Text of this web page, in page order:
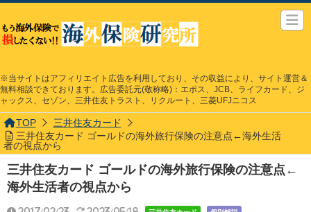
※当サイトはアフィリエイト広告を利用しており、その収益により、サイト運営＆
無料相談できております。広告委託元(敬称略)：エポス、JCB、ライフカード、ジ
ャックス、セゾン、三井住友トラスト、リクルート、三菱UFJニコス
TOP
三井住友カード
三井住友カード ゴールドの海外旅行保険の注意点←海外生活
者の視点から
三井住友カード ゴールドの海外旅行保険の注意点←
海外生活者の視点から